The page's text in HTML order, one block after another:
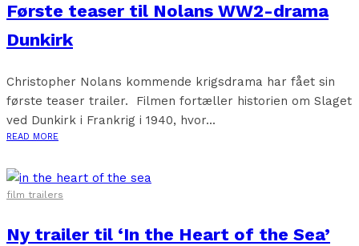
Første teaser til Nolans WW2-drama
Dunkirk
Christopher Nolans kommende krigsdrama har fået sin
første teaser trailer. Filmen fortæller historien om Slaget
ved Dunkirk i Frankrig i 1940, hvor...
READ MORE
film trailers
Ny trailer til ‘In the Heart of the Sea’